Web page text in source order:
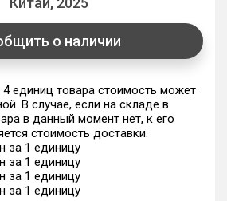
о наличии
единиц товара стоимость может
В случае, если на складе в
в данный момент нет, к его
стоимость доставки.
за 1 единицу
за 1 единицу
за 1 единицу
за 1 единицу